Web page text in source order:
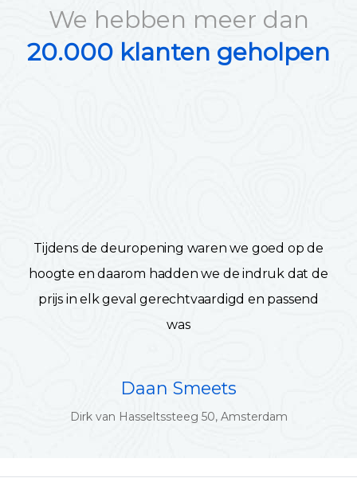
We hebben meer dan
20.000 klanten geholpen
Tijdens de deuropening waren we goed op de
hoogte en daarom hadden we de indruk dat de
prijs in elk geval gerechtvaardigd en passend
was
Daan Smeets
Dirk van Hasseltssteeg 50, Amsterdam